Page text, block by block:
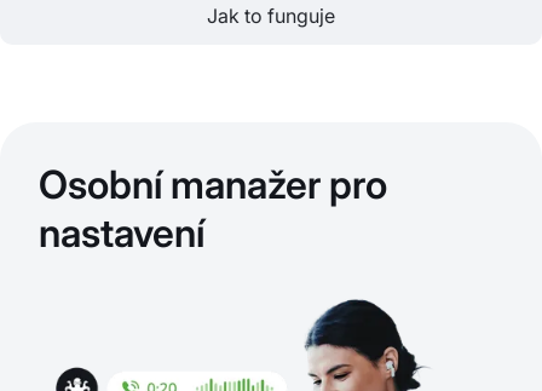
Jak to funguje
Osobní manažer pro
nastavení